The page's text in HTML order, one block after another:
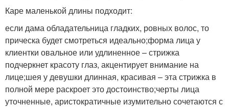
Каре маленькой длины подходит:
если дама обладательница гладких, ровных волос, то
прическа будет смотреться идеально;форма лица у
клиентки овальное или удлиненное – стрижка
подчеркнет красоту глаз, акцентирует внимание на
лице;шея у девушки длинная, красивая – эта стрижка в
полной мере раскроет это достоинство;черты лица
уточненные, аристократичные изумительно сочетаются с